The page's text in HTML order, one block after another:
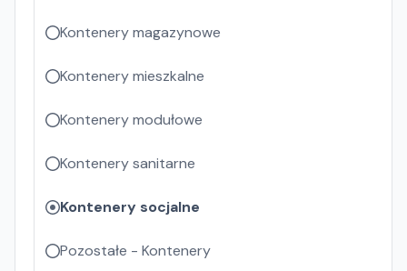
Kontenery magazynowe
Kontenery mieszkalne
Kontenery modułowe
Kontenery sanitarne
Kontenery socjalne
Pozostałe - Kontenery